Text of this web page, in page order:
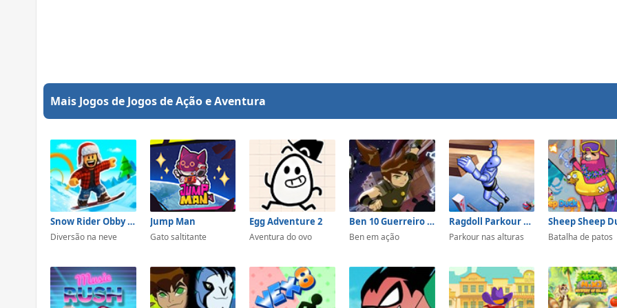
Mais Jogos de Jogos de Ação e Aventura
Snow Rider Obby Parkour
Diversão na neve
Jump Man
Gato saltitante
Egg Adventure 2
Aventura do ovo
Ben 10 Guerreiro Samurai
Ben em ação
Ragdoll Parkour Simulator
Parkour nas alturas
Sheep Sheep
Batalha de patos